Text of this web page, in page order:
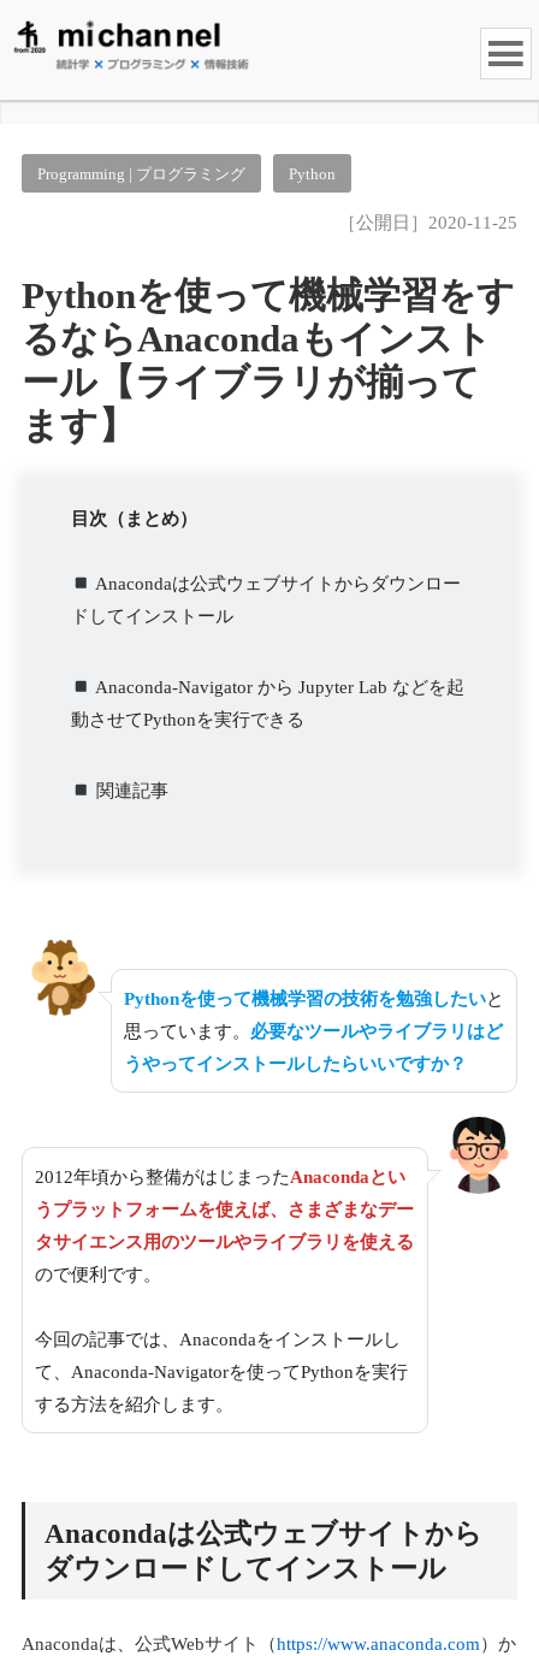
Programming | プログラミング Python
［公開日］2020-11-25
Pythonを使って機械学習をす
るならAnacondaもインスト
ール【ライブラリが揃って
ます】
目次（まとめ）
Anacondaは公式ウェブサイトからダウンロー
ドしてインストール
Anaconda-Navigator から Jupyter Lab などを起
動させてPythonを実行できる
関連記事
Pythonを使って機械学習の技術を勉強したいと
思っています。 必要なツールやライブラリはど
うやってインストールしたらいいですか？
2012年頃から整備がはじまったAnacondaとい
うプラットフォームを使えば、さまざまなデー
タサイエンス用のツールやライブラリを使える
ので便利です。
今回の記事では、Anacondaをインストールし
て、Anaconda-Navigatorを使ってPythonを実行
する方法を紹介します。
Anacondaは公式ウェブサイトから
ダウンロードしてインストール
Anacondaは、公式Webサイト（https://www.anaconda.com）か